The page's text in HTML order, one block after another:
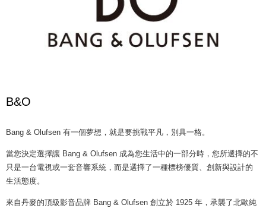
B&O
Bang & Olufsen 有一個夢想，就是要挑戰平凡，別具一格。
當您決定選擇讓 Bang & Olufsen 成為您生活中的一部分時，您所選擇的不
只是一台電視或一套音響系統，而是選擇了一種標榜優質、創新與設計的
生活態度。
來自丹麥的頂級影音品牌 Bang & Olufsen 創立於 1925 年，承襲了北歐純